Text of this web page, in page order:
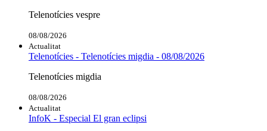
Telenotícies vespre
08/08/2026
Actualitat
Telenotícies - Telenotícies migdia - 08/08/2026
Telenotícies migdia
08/08/2026
Actualitat
InfoK - Especial El gran eclipsi